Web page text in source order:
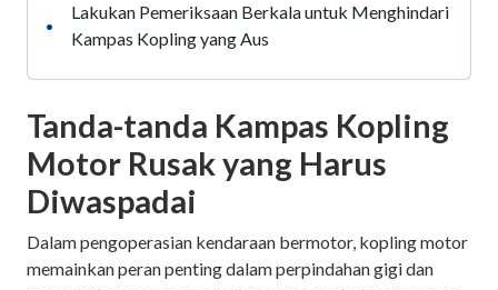
•
Lakukan Pemeriksaan Berkala untuk Menghindari
Kampas Kopling yang Aus
Tanda-tanda Kampas Kopling
Motor Rusak yang Harus
Diwaspadai
Dalam pengoperasian kendaraan bermotor, kopling motor
memainkan peran penting dalam perpindahan gigi dan